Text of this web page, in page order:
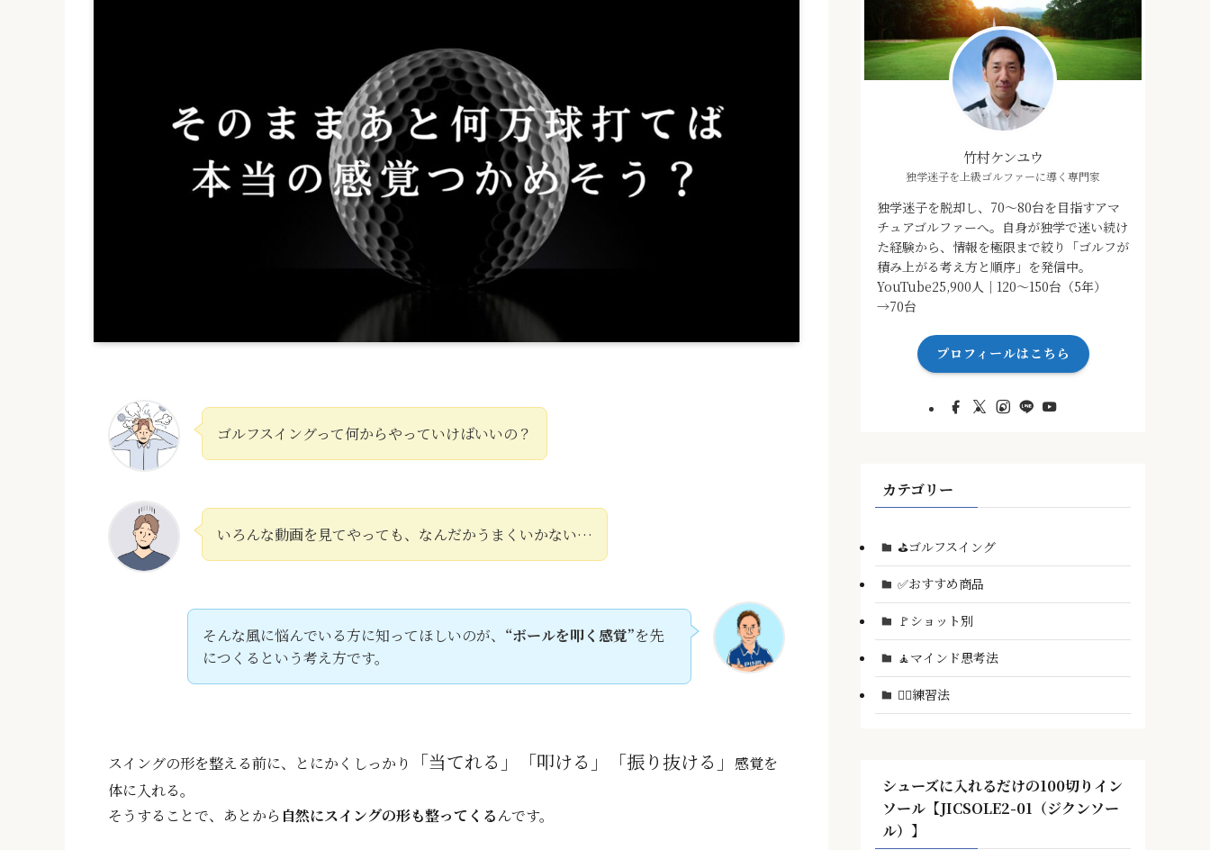
ゴルフスイングって何からやっていけばいいの？
いろんな動画を見てやっても、なんだかうまくいかない…
そんな風に悩んでいる方に知ってほしいのが、 “ボールを叩く感覚”を先
につくるという考え方です。
スイングの形を整える前に、とにかくしっかり 「当てれる」「叩ける」「振り抜ける」 感覚を
体に入れる。
そうすることで、あとから 自然にスイングの形も整ってくるんです。
竹村ケンユウ
独学迷子を上級ゴルファーに導く専門家
独学迷子を脱却し、70～80台を目指すアマ
チュアゴルファーへ。自身が独学で迷い続け
た経験から、情報を極限まで絞り「ゴルフが
積み上がる考え方と順序」を発信中。
YouTube25,900人｜120～150台（5年）
→70台
プロフィールはこちら
カテゴリー
⛳ゴルフスイング
✅おすすめ商品
🚩ショット別
🧘マインド思考法
🏌️‍♂️練習法
シューズに入れるだけの100切りイン
ソール【JICSOLE2-01（ジクンソー
ル）】